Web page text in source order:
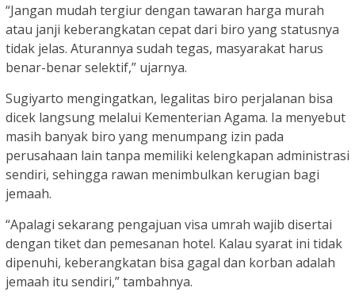
“Jangan mudah tergiur dengan tawaran harga murah
atau janji keberangkatan cepat dari biro yang statusnya
tidak jelas. Aturannya sudah tegas, masyarakat harus
benar-benar selektif,” ujarnya.
Sugiyarto mengingatkan, legalitas biro perjalanan bisa
dicek langsung melalui Kementerian Agama. Ia menyebut
masih banyak biro yang menumpang izin pada
perusahaan lain tanpa memiliki kelengkapan administrasi
sendiri, sehingga rawan menimbulkan kerugian bagi
jemaah.
“Apalagi sekarang pengajuan visa umrah wajib disertai
dengan tiket dan pemesanan hotel. Kalau syarat ini tidak
dipenuhi, keberangkatan bisa gagal dan korban adalah
jemaah itu sendiri,” tambahnya.